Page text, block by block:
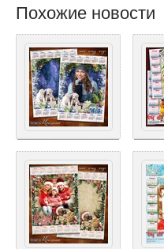
Похожие новости